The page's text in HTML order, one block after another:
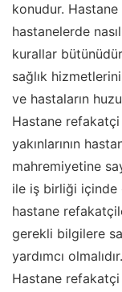
konudur.
hastanelerde
kurallar
sağlık
ve hastaların
Hastane refakatçi
yakınlarının
mahremiyetine
ile iş birliği içinde
hastane
gerekli bilgilere
yardımcı olmalıdır.
Hastane refakatçi